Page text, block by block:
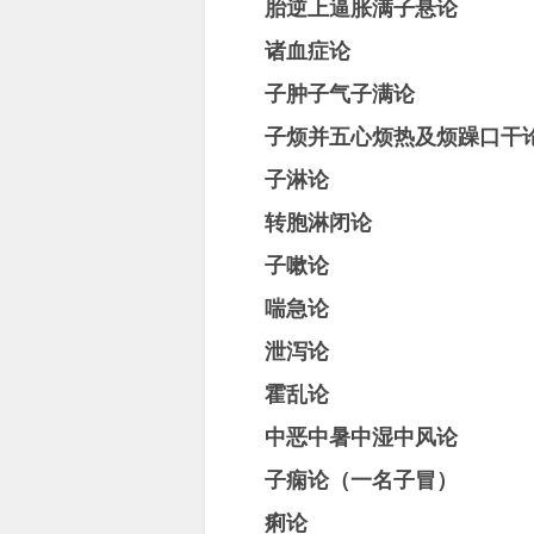
胎逆上逼胀满子悬论
诸血症论
子肿子气子满论
子烦并五心烦热及烦躁口干
子淋论
转胞淋闭论
子嗽论
喘急论
泄泻论
霍乱论
中恶中暑中湿中风论
子痫论（一名子冒）
痢论